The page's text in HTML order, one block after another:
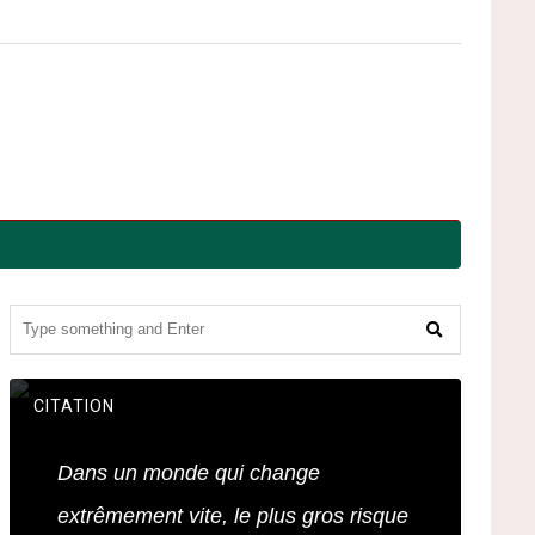
CITATION
Dans un monde qui change
extrêmement vite, le plus gros risque